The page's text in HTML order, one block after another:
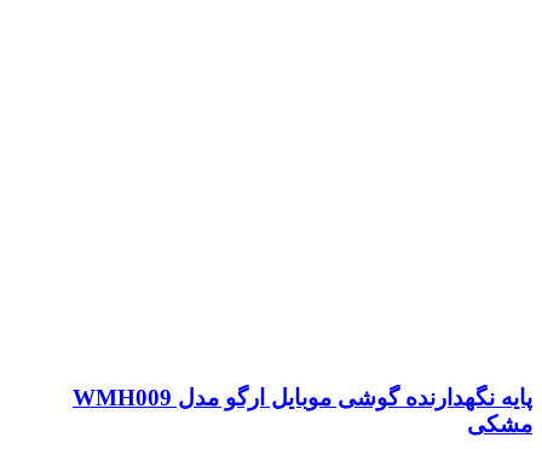
پایه نگهدارنده گوشی موبایل ارگو مدل WMH009
مشکی